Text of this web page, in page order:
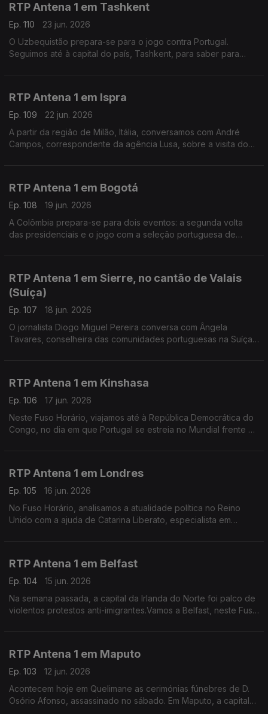
RTP Antena 1 em Tashkent
Ep. 110
23 jun. 2026
O Uzbequistão prepara-se para o jogo contra Portugal.
Seguimos até à capital do país, Tashkent, para saber para
RTP Antena 1 em Ispra
Ep. 109
22 jun. 2026
A partir da região de Milão, Itália, conversamos com André
Campos, correspondente da agência Lusa, sobre a visita do
RTP Antena 1 em Bogotá
Ep. 108
19 jun. 2026
A Colômbia prepara-se para dois eventos: a segunda volta
das presidenciais e o jogo com a seleção portuguesa de
RTP Antena 1 em Sierre, no cantão de Valais
(Suíça)
Ep. 107
18 jun. 2026
O jornalista Diogo Miguel Pereira conversa com Ângela
Tavares, conselheira das comunidades portuguesas na Suíça,
RTP Antena 1 em Kinshasa
Ep. 106
17 jun. 2026
Neste Fuso Horário, viajamos até à República Democrática do
Congo, no dia em que Portugal se estreia no Mundial frente à
RTP Antena 1 em Londres
Ep. 105
16 jun. 2026
No Fuso Horário, analisamos a atualidade política no Reino
Unido com a ajuda de Catarina Liberato, especialista em
RTP Antena 1 em Belfast
Ep. 104
15 jun. 2026
Na semana passada, a capital da Irlanda do Norte foi palco de
violentos protestos anti-imigrantes.Vamos a Belfast, neste Fuso
RTP Antena 1 em Maputo
Ep. 103
12 jun. 2026
Acontecem hoje em Quelimane as cerimónias fúnebres de D.
Osório Afonso, assassinado no sábado. Em Maputo, a capital